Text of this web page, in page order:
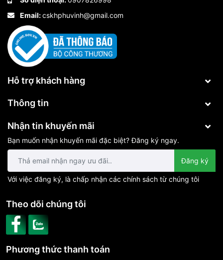
Email:cskhphuvinh@gmail.com
Hỗ trợ khách hàng
Thông tin
Nhận tin khuyến mãi
Bạn muốn nhận khuyến mãi đặc biệt? Đăng ký ngay.
Đăng ký
Với việc đăng ký, là chấp nhận các chính sách từ chúng tôi
Phương thức thanh toán
Theo dõi chúng tôi